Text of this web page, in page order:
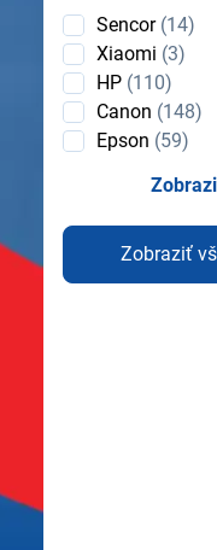
Sencor(14)
Xiaomi (3)
HP (110)
Canon (148)
Epson (59)
Zobraziť